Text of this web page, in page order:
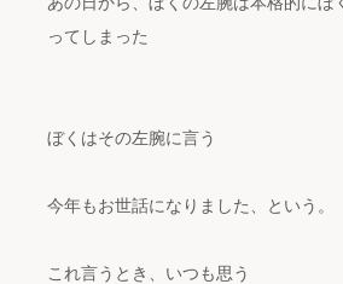
ってしまった
ぼくはその左腕に言う
今年もお世話になりました、という。
これ言うとき、いつも思う